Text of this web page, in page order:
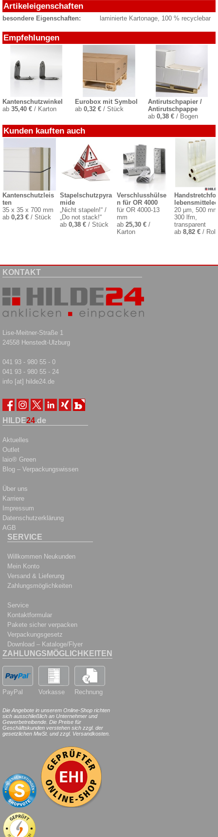
Artikeleigenschaften
besondere Eigenschaften: laminierte Kartonage, 100 % recyclebar
Empfehlungen
Kantenschutzwinkel
ab 35,40 € / Karton
Eurobox mit Symbol
ab0,32 € / Stück
Antirutschpapier /
Antirutschpappe
ab 0,38 €/ Bogen
Kunden kauften auch
Kantenschutzleis
ten
35 x 35 x 700 mm
ab 0,23 € / Stück
Stapelschutzpyra
mide
„Nicht stapeln!“ /
„Do not stack!“
ab 0,38 €/ Stück
Verschlusshülse
n für OR 4000
für OR 4000-13
mm
ab25,30 € /
Karton
20 µm, 500
300 lfm,
transparent
ab 8,82 €/
KONTAKT
Lise-Meitner-Straße 1
24558 Henstedt-Ulzburg
041 93 - 980 55 - 0
041 93 - 980 55 - 24
info [at] hilde24.de
HILDE24.de
Aktuelles
Outlet
laio® Green
Blog – Verpackungswissen
Über uns
Karriere
Impressum
Datenschutzerklärung
AGB
SERVICE
Willkommen Neukunden
Mein Konto
Versand & Lieferung
Zahlungsmöglichkeiten
Service
Kontaktformular
Pakete sicher verpacken
Verpackungsgesetz
Download – Kataloge/Flyer
ZAHLUNGSMÖGLICHKEITEN
PayPal Vorkasse Rechnung
Die Angebote in unserem Online-Shop richten
sich ausschließlich an Unternehmer und
Gewerbetreibende. Die Preise für
Geschäftskunden verstehen sich zzgl. der
gesetzlichen MwSt. und zzgl. Versandkosten.